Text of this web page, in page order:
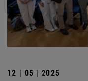
12 | 05 | 2025